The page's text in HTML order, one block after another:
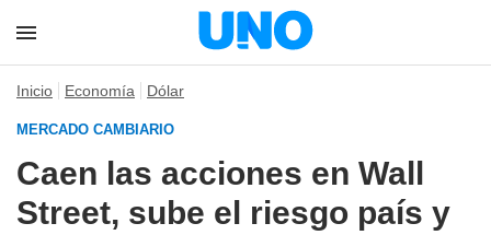
Inicio Economía Dólar
MERCADO CAMBIARIO
Caen las acciones en Wall
Street, sube el riesgo país y